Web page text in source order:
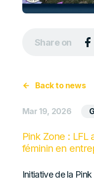
Back to news
Mar 19, 2026
Pink Zone :
féminin en
Initiative de la
Share on